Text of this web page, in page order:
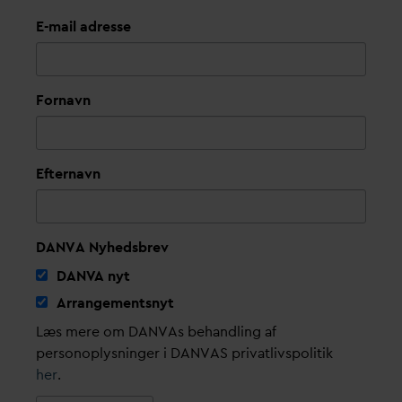
E-mail adresse
Fornavn
Efternavn
DANVA Nyhedsbrev
DANVA nyt
Arrangementsnyt
Læs mere om DANVAs behandling af
personoplysninger i DANVAS privatlivspolitik
her.